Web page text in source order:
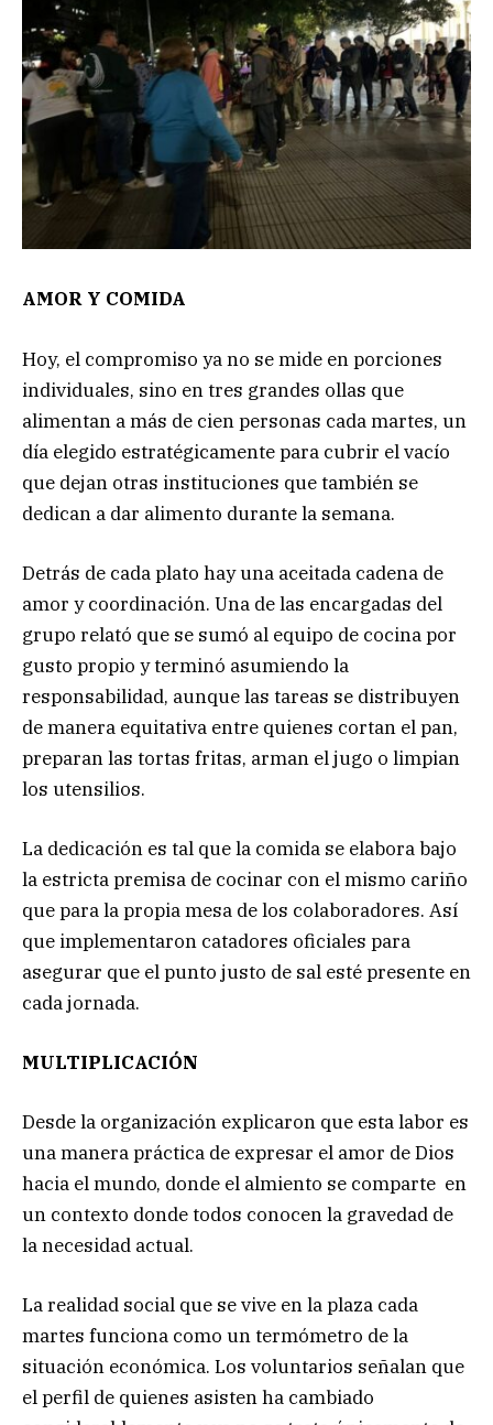
AMOR Y COMIDA
Hoy, el compromiso ya no se mide en porciones
individuales, sino en tres grandes ollas que
alimentan a más de cien personas cada martes, un
día elegido estratégicamente para cubrir el vacío
que dejan otras instituciones que también se
dedican a dar alimento durante la semana.
Detrás de cada plato hay una aceitada cadena de
amor y coordinación. Una de las encargadas del
grupo relató que se sumó al equipo de cocina por
gusto propio y terminó asumiendo la
responsabilidad, aunque las tareas se distribuyen
de manera equitativa entre quienes cortan el pan,
preparan las tortas fritas, arman el jugo o limpian
los utensilios.
La dedicación es tal que la comida se elabora bajo
la estricta premisa de cocinar con el mismo cariño
que para la propia mesa de los colaboradores. Así
que implementaron catadores oficiales para
asegurar que el punto justo de sal esté presente en
cada jornada.
MULTIPLICACIÓN
Desde la organización explicaron que esta labor es
una manera práctica de expresar el amor de Dios
hacia el mundo, donde el almiento se comparte en
un contexto donde todos conocen la gravedad de
la necesidad actual.
La realidad social que se vive en la plaza cada
martes funciona como un termómetro de la
situación económica. Los voluntarios señalan que
el perfil de quienes asisten ha cambiado